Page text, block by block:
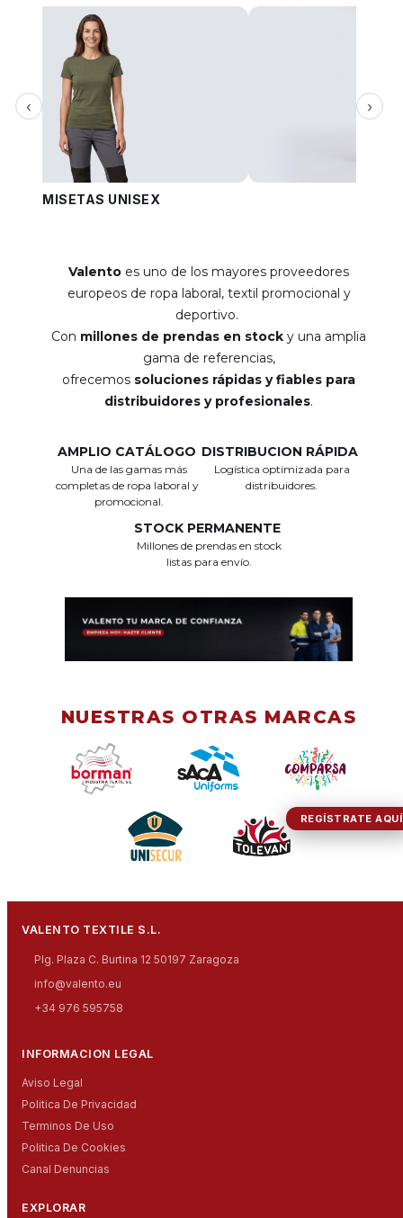
‹
CAMISETAS UNISEX
›
Valento es uno de los mayores proveedores
europeos de ropa laboral, textil promocional y
deportivo.
Con millones de prendas en stock y una amplia
gama de referencias,
ofrecemos soluciones rápidas y fiables para
distribuidores y profesionales.
AMPLIO CATÁLOGO
Una de las gamas más
completas de ropa laboral y
promocional.
DISTRIBUCION RÁPIDA
Logística optimizada para
distribuidores.
STOCK PERMANENTE
Millones de prendas en stock
listas para envío.
NUESTRAS OTRAS MARCAS
REGÍSTRATE AQUÍ
VALENTO TEXTILE S.L.
Plg. Plaza C. Burtina 12 50197 Zaragoza
info@valento.eu
+34 976 595758
INFORMACION LEGAL
Aviso Legal
Politica De Privacidad
Terminos De Uso
Politica De Cookies
Canal Denuncias
EXPLORAR